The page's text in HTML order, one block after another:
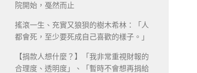
院開始，戞然而止
搖滾一生、充實又狼狽的樹木希林：「人
都會死，至少要死成自己喜歡的樣子。」
【捐款人想什麼？】「我非常重視財報的
合理度、透明度」、「暫時不會想再捐給